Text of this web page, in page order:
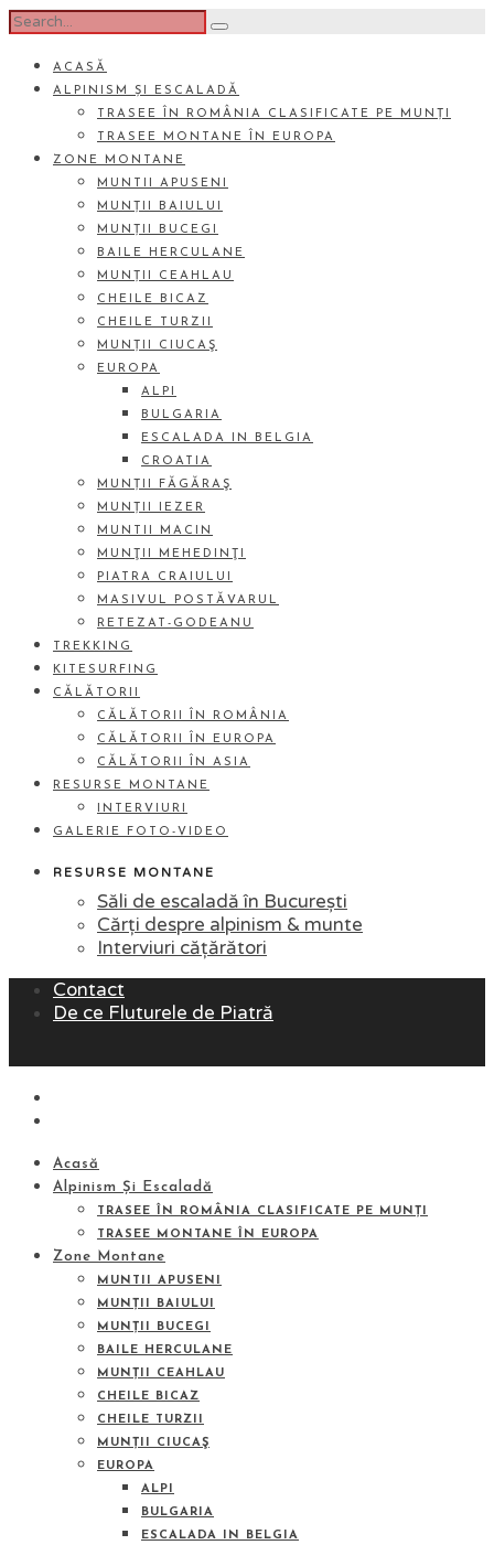
ACASĂ
ALPINISM ȘI ESCALADĂ
TRASEE ÎN ROMÂNIA CLASIFICATE PE MUNȚI
TRASEE MONTANE ÎN EUROPA
ZONE MONTANE
MUNTII APUSENI
MUNȚII BAIULUI
MUNȚII BUCEGI
BAILE HERCULANE
MUNȚII CEAHLAU
CHEILE BICAZ
CHEILE TURZII
MUNȚII CIUCAŞ
EUROPA
ALPI
BULGARIA
ESCALADA IN BELGIA
CROATIA
MUNȚII FĂGĂRAŞ
MUNȚII IEZER
MUNTII MACIN
MUNŢII MEHEDINŢI
PIATRA CRAIULUI
MASIVUL POSTĂVARUL
RETEZAT-GODEANU
TREKKING
KITESURFING
CĂLĂTORII
CĂLĂTORII ÎN ROMÂNIA
CĂLĂTORII ÎN EUROPA
CĂLĂTORII ÎN ASIA
RESURSE MONTANE
INTERVIURI
GALERIE FOTO-VIDEO
RESURSE MONTANE
Săli de escaladă în București
Cărți despre alpinism & munte
Interviuri cățărători
Contact
De ce Fluturele de Piatră
Acasă
Alpinism Și Escaladă
TRASEE ÎN ROMÂNIA CLASIFICATE PE MUNȚI
TRASEE MONTANE ÎN EUROPA
Zone Montane
MUNTII APUSENI
MUNȚII BAIULUI
MUNȚII BUCEGI
BAILE HERCULANE
MUNȚII CEAHLAU
CHEILE BICAZ
CHEILE TURZII
MUNȚII CIUCAŞ
EUROPA
ALPI
BULGARIA
ESCALADA IN BELGIA